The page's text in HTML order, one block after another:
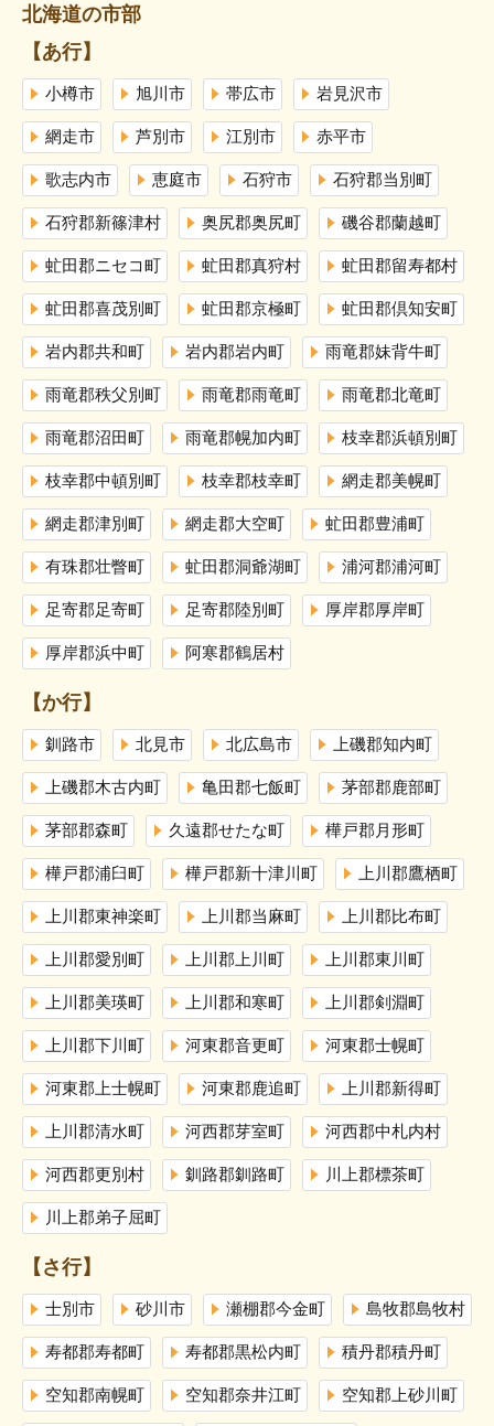
北海道の市部
【あ行】
小樽市 旭川市 帯広市 岩見沢市
網走市 芦別市 江別市 赤平市
歌志内市 恵庭市 石狩市 石狩郡当別町
石狩郡新篠津村 奥尻郡奥尻町 磯谷郡蘭越町
虻田郡ニセコ町 虻田郡真狩村 虻田郡留寿都村
虻田郡喜茂別町 虻田郡京極町 虻田郡倶知安町
岩内郡共和町 岩内郡岩内町 雨竜郡妹背牛町
雨竜郡秩父別町 雨竜郡雨竜町 雨竜郡北竜町
雨竜郡沼田町 雨竜郡幌加内町 枝幸郡浜頓別町
枝幸郡中頓別町 枝幸郡枝幸町 網走郡美幌町
網走郡津別町 網走郡大空町 虻田郡豊浦町
有珠郡壮瞥町 虻田郡洞爺湖町 浦河郡浦河町
足寄郡足寄町 足寄郡陸別町 厚岸郡厚岸町
厚岸郡浜中町 阿寒郡鶴居村
【か行】
釧路市 北見市 北広島市 上磯郡知内町
上磯郡木古内町 亀田郡七飯町 茅部郡鹿部町
茅部郡森町 久遠郡せたな町 樺戸郡月形町
樺戸郡浦臼町 樺戸郡新十津川町 上川郡鷹栖町
上川郡東神楽町 上川郡当麻町 上川郡比布町
上川郡愛別町 上川郡上川町 上川郡東川町
上川郡美瑛町 上川郡和寒町 上川郡剣淵町
上川郡下川町 河東郡音更町 河東郡士幌町
河東郡上士幌町 河東郡鹿追町 上川郡新得町
上川郡清水町 河西郡芽室町 河西郡中札内村
河西郡更別村 釧路郡釧路町 川上郡標茶町
川上郡弟子屈町
【さ行】
士別市 砂川市 瀬棚郡今金町 島牧郡島牧村
寿都郡寿都町 寿都郡黒松内町 積丹郡積丹町
空知郡南幌町 空知郡奈井江町 空知郡上砂川町